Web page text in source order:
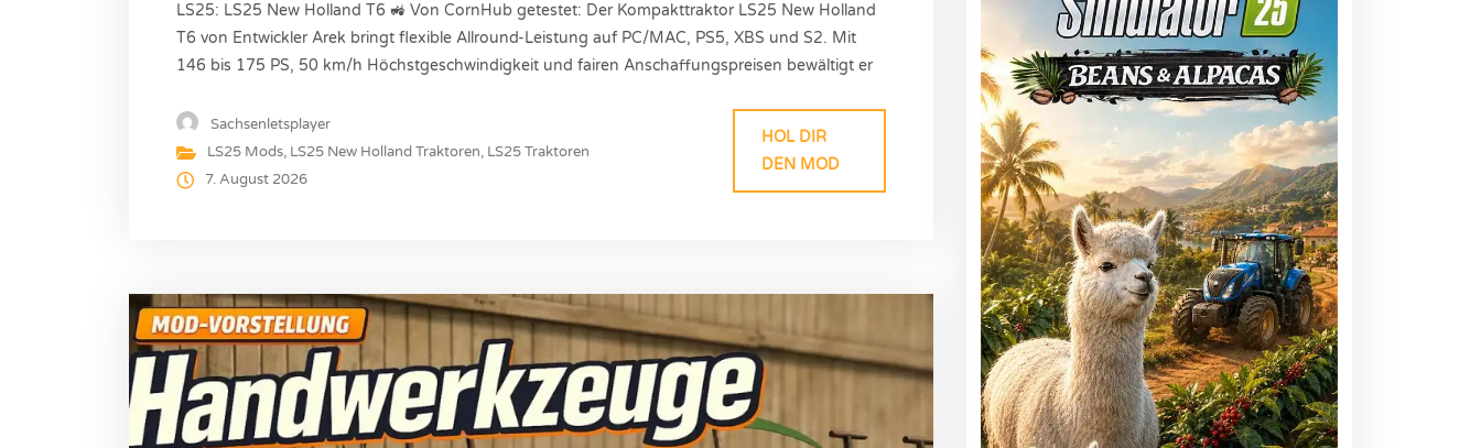
LS25: LS25 New Holland T6 🚜 Von CornHub getestet: Der Kompakttraktor LS25 New Holland
T6 von Entwickler Arek bringt flexible Allround-Leistung auf PC/MAC, PS5, XBS und S2. Mit
146 bis 175 PS, 50 km/h Höchstgeschwindigkeit und fairen Anschaffungspreisen bewältigt er
Größe: 32.95 MB Plattform:...
Sachsenletsplayer
LS25 Mods, LS25 New Holland Traktoren, LS25 Traktoren
7. August 2026
HOL DIR
DEN MOD